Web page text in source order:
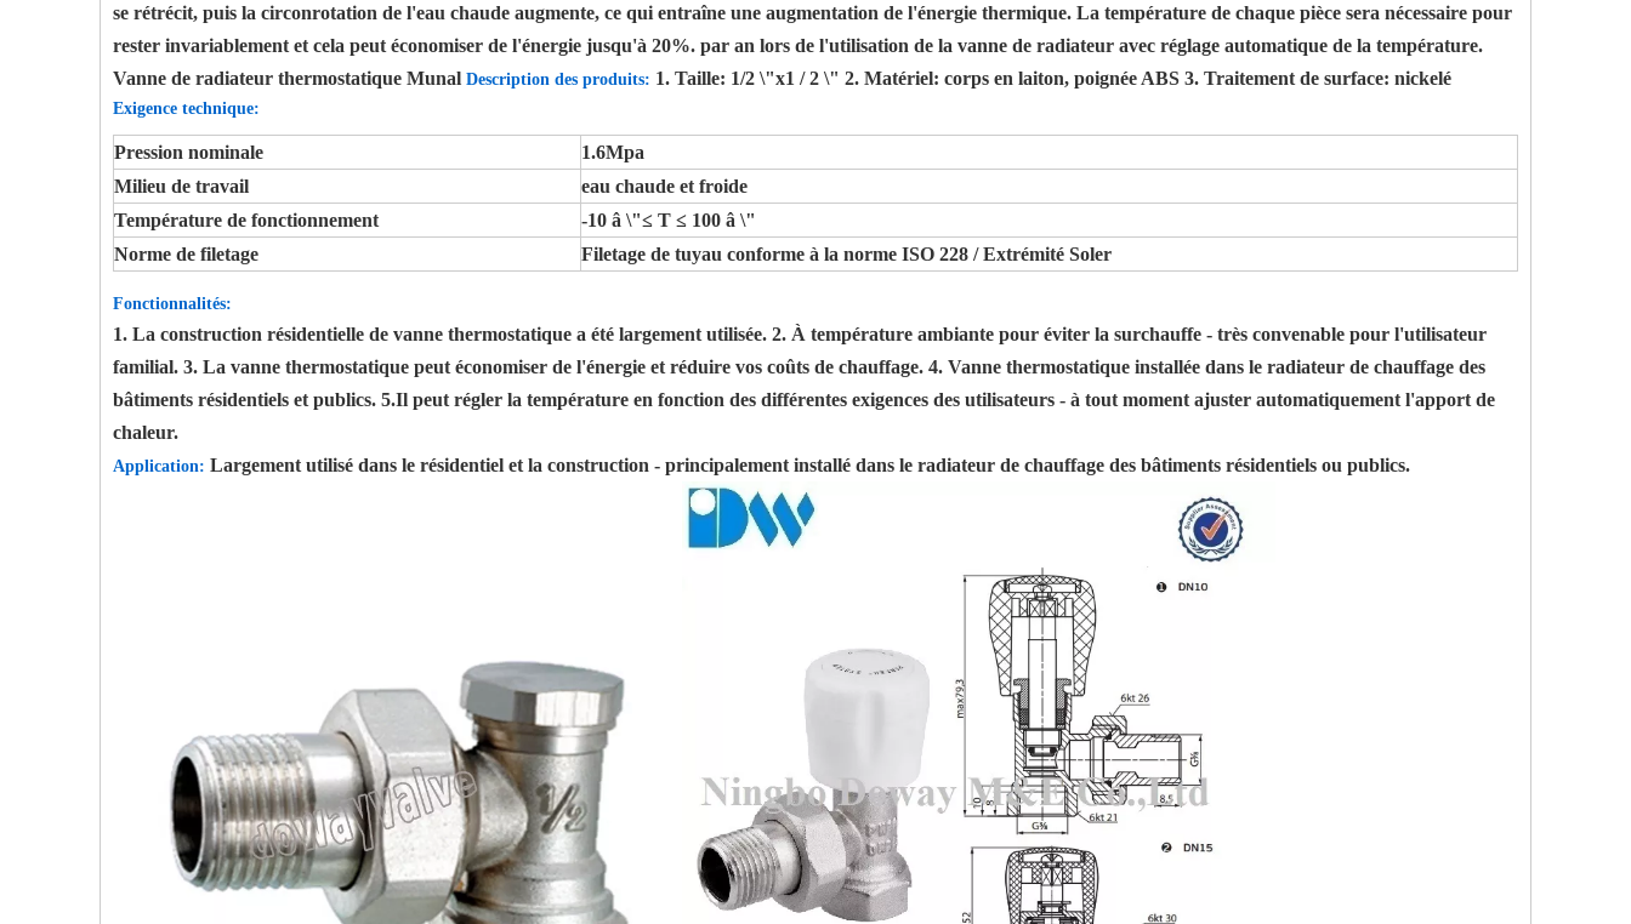
se rétrécit, puis la circonrotation de l'eau chaude augmente, ce qui entraîne une augmentation de l'énergie thermique. La température de chaque pièce sera nécessaire pour
rester invariablement et cela peut économiser de l'énergie jusqu'à 20%. par an lors de l'utilisation de la vanne de radiateur avec réglage automatique de la température.
Vanne de radiateur thermostatique Munal Description des produits: 1. Taille: 1/2 \"x1 / 2 \" 2. Matériel: corps en laiton, poignée ABS 3. Traitement de surface: nickelé
Exigence technique:
Pression nominale
1.6Mpa
Milieu de travail
eau chaude et froide
Température de fonctionnement
-10 â \"≤ T ≤ 100 â \"
Norme de filetage
Filetage de tuyau conforme à la norme ISO 228 / Extrémité Soler
Fonctionnalités:
1. La construction résidentielle de vanne thermostatique a été largement utilisée. 2. À température ambiante pour éviter la surchauffe - très convenable pour l'utilisateur
familial. 3. La vanne thermostatique peut économiser de l'énergie et réduire vos coûts de chauffage. 4. Vanne thermostatique installée dans le radiateur de chauffage des
bâtiments résidentiels et publics. 5.Il peut régler la température en fonction des différentes exigences des utilisateurs - à tout moment ajuster automatiquement l'apport de
chaleur.
Application: Largement utilisé dans le résidentiel et la construction - principalement installé dans le radiateur de chauffage des bâtiments résidentiels ou publics.